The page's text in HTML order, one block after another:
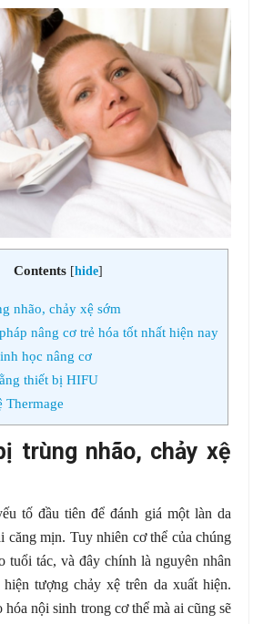
Contents [hide]
nhão, chảy xệ sớm
nâng cơ trẻ hóa tốt nhất hiện nay
học nâng cơ
thiết bị HIFU
Thermage
trùng nhão, chảy xệ
tố đầu tiên để đánh giá một làn da
căng mịn. Tuy nhiên cơ thể của chúng
tuổi tác, và đây chính là nguyên nhân
tượng chảy xệ trên da xuất hiện.
hóa nội sinh trong cơ thể mà ai cũng sẽ